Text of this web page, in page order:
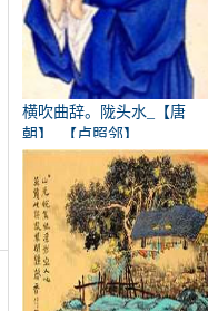
横吹曲辞。陇头水_【唐
朝】_【卢照邻】